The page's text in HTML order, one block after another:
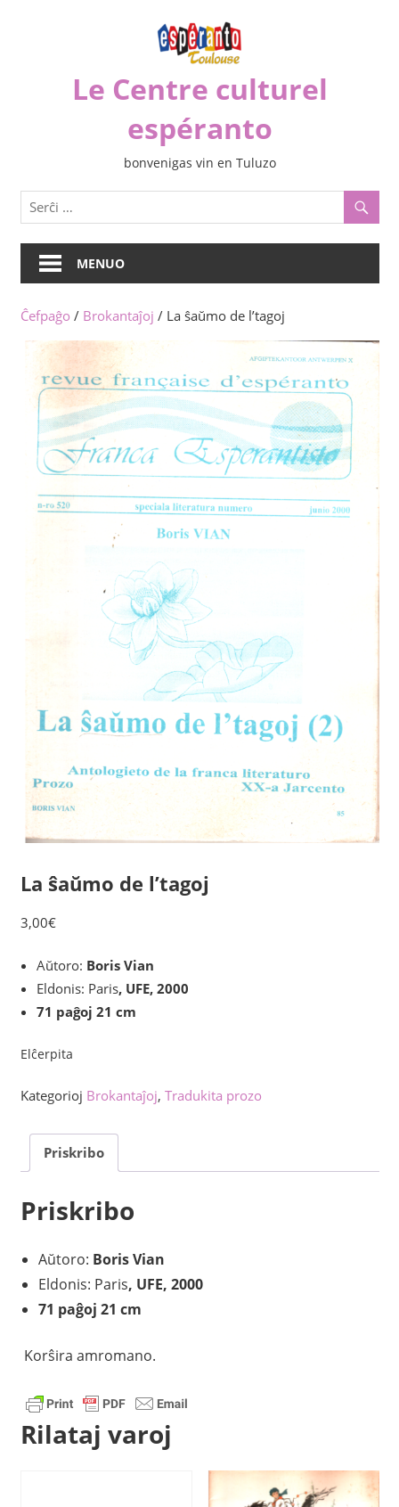
Le Centre culturel
espéranto
bonvenigas vin en Tuluzo
MENUO
Ĉefpaĝo / Brokantaĵoj / La ŝaŭmo de l’tagoj
La ŝaŭmo de l’tagoj
3,00€
Aŭtoro: Boris Vian
Eldonis: Paris, UFE, 2000
71 paĝoj 21 cm
Elĉerpita
Kategorioj Brokantaĵoj, Tradukita prozo
Priskribo
Priskribo
Aŭtoro: Boris Vian
Eldonis: Paris, UFE, 2000
71 paĝoj 21 cm
Korŝira amromano.
Rilataj varoj